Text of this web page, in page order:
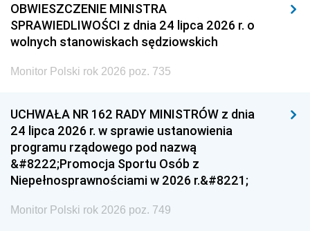
OBWIESZCZENIE MINISTRA
SPRAWIEDLIWOŚCI z dnia 24 lipca 2026 r. o
wolnych stanowiskach sędziowskich
Monitor Polski rok 2026 poz. 735
UCHWAŁA NR 162 RADY MINISTRÓW z dnia
24 lipca 2026 r. w sprawie ustanowienia
programu rządowego pod nazwą
&#8222;Promocja Sportu Osób z
Niepełnosprawnościami w 2026 r.&#8221;
Monitor Polski rok 2026 poz. 749